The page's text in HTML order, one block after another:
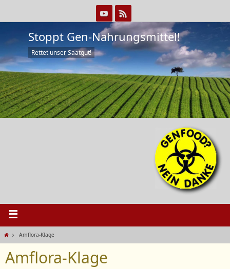
Stoppt Gen-Nahrungsmittel!
Rettet unser Saatgut!
Amflora-Klage
Amflora-Klage